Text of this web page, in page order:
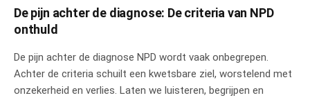
De pijn achter de diagnose: De criteria van NPD
onthuld
De pijn achter de diagnose NPD wordt vaak onbegrepen.
Achter de criteria schuilt een kwetsbare ziel, worstelend met
onzekerheid en verlies. Laten we luisteren, begrijpen en